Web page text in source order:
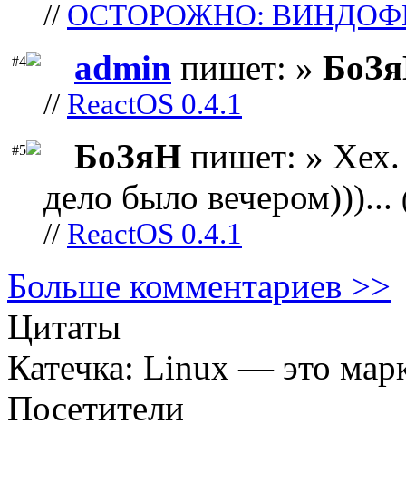
// ОСТОРОЖНО:
#4 admin пишет: »
// ReactOS 0.4.1
#5 БоЗяН пишет: » Хех.
дело было вечером)))...
// ReactOS 0.4.1
Больше комментариев >>
Цитаты
Катечка: Linux — это
Посетители